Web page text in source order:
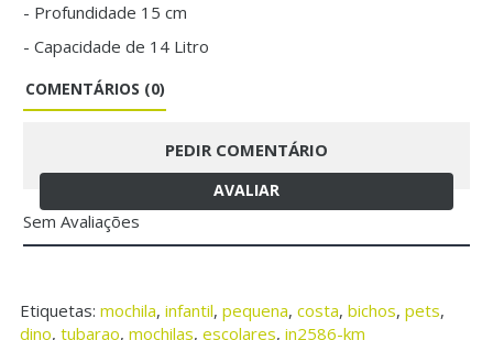
- Profundidade 15 cm
- Capacidade de 14 Litro
COMENTÁRIOS (0)
PEDIR COMENTÁRIO
AVALIAR
Sem Avaliações
Etiquetas: mochila, infantil, pequena, costa, bichos, pets,
dino, tubarao, mochilas, escolares, in2586-km